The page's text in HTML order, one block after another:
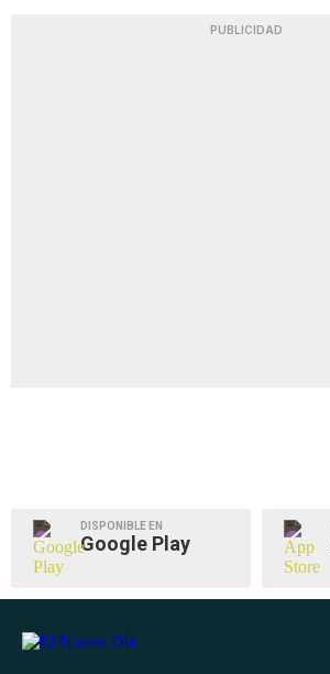
PUBLICIDAD
DISPONIBLE EN
Google Play